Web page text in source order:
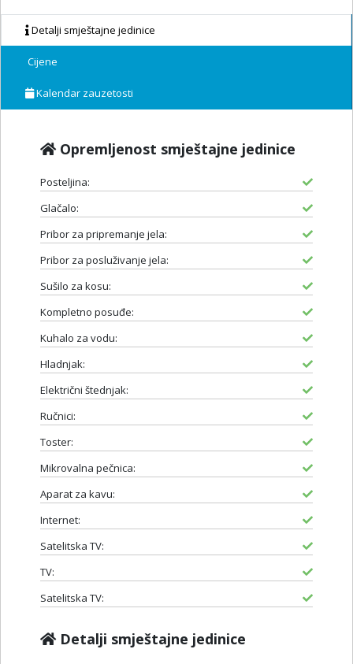
Detalji smještajne jedinice
Cijene
Kalendar zauzetosti
Opremljenost smještajne jedinice
Posteljina:
Glačalo:
Pribor za pripremanje jela:
Pribor za posluživanje jela:
Sušilo za kosu:
Kompletno posuđe:
Kuhalo za vodu:
Hladnjak:
Električni štednjak:
Ručnici:
Toster:
Mikrovalna pečnica:
Aparat za kavu:
Internet:
Satelitska TV:
TV:
Satelitska TV:
Detalji smještajne jedinice